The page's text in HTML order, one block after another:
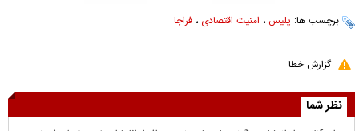
برچسب ها: پلیس ، امنیت اقتصادی ، فراجا
گزارش خطا
نظر شما